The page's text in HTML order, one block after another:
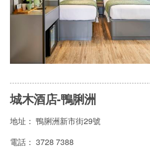
城木酒店-鴨脷洲
地址： 鴨脷洲新市街29號
電話： 3728 7388